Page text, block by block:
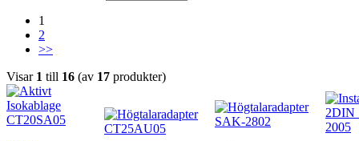
1
2
>>
Visar 1 till 16 (av 17 produkter)